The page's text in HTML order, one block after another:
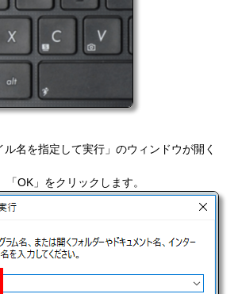
名を指定して実行」のウィンドウが開く
「OK」をクリックします。